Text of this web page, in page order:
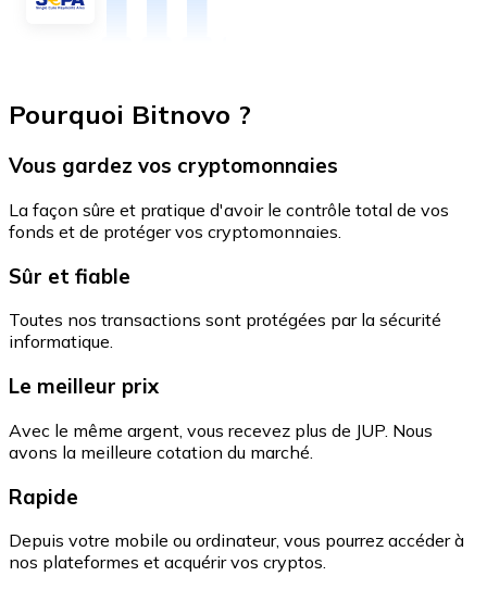
Pourquoi Bitnovo ?
Vous gardez vos cryptomonnaies
La façon sûre et pratique d'avoir le contrôle total de vos
fonds et de protéger vos cryptomonnaies.
Sûr et fiable
Toutes nos transactions sont protégées par la sécurité
informatique.
Le meilleur prix
Avec le même argent, vous recevez plus de JUP. Nous
avons la meilleure cotation du marché.
Rapide
Depuis votre mobile ou ordinateur, vous pourrez accéder à
nos plateformes et acquérir vos cryptos.